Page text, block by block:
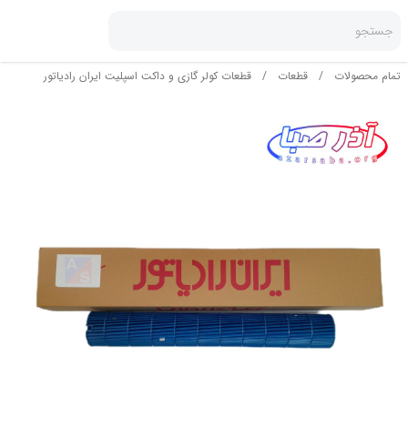
جستجو
تمام محصولات / قطعات / قطعات کولر گازی و داکت اسپلیت ایران رادیاتور